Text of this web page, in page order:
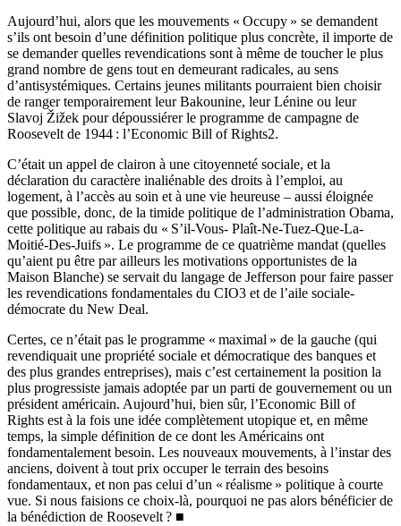
Aujourd’hui, alors que les mouvements « Occupy » se demandent
s’ils ont besoin d’une définition politique plus concrète, il importe de
se demander quelles revendications sont à même de toucher le plus
grand nombre de gens tout en demeurant radicales, au sens
d’antisystémiques. Certains jeunes militants pourraient bien choisir
de ranger temporairement leur Bakounine, leur Lénine ou leur
Slavoj Žižek pour dépoussiérer le programme de campagne de
Roosevelt de 1944 : l’Economic Bill of Rights2.
C’était un appel de clairon à une citoyenneté sociale, et la
déclaration du caractère inaliénable des droits à l’emploi, au
logement, à l’accès au soin et à une vie heureuse – aussi éloignée
que possible, donc, de la timide politique de l’administration Obama,
cette politique au rabais du « S’il-Vous- Plaît-Ne-Tuez-Que-La-
Moitié-Des-Juifs ». Le programme de ce quatrième mandat (quelles
qu’aient pu être par ailleurs les motivations opportunistes de la
Maison Blanche) se servait du langage de Jefferson pour faire passer
les revendications fondamentales du CIO3 et de l’aile sociale-
démocrate du New Deal.
Certes, ce n’était pas le programme « maximal » de la gauche (qui
revendiquait une propriété sociale et démocratique des banques et
des plus grandes entreprises), mais c’est certainement la position la
plus progressiste jamais adoptée par un parti de gouvernement ou un
président américain. Aujourd’hui, bien sûr, l’Economic Bill of
Rights est à la fois une idée complètement utopique et, en même
temps, la simple définition de ce dont les Américains ont
fondamentalement besoin. Les nouveaux mouvements, à l’instar des
anciens, doivent à tout prix occuper le terrain des besoins
fondamentaux, et non pas celui d’un « réalisme » politique à courte
vue. Si nous faisions ce choix-là, pourquoi ne pas alors bénéficier de
la bénédiction de Roosevelt ? ■